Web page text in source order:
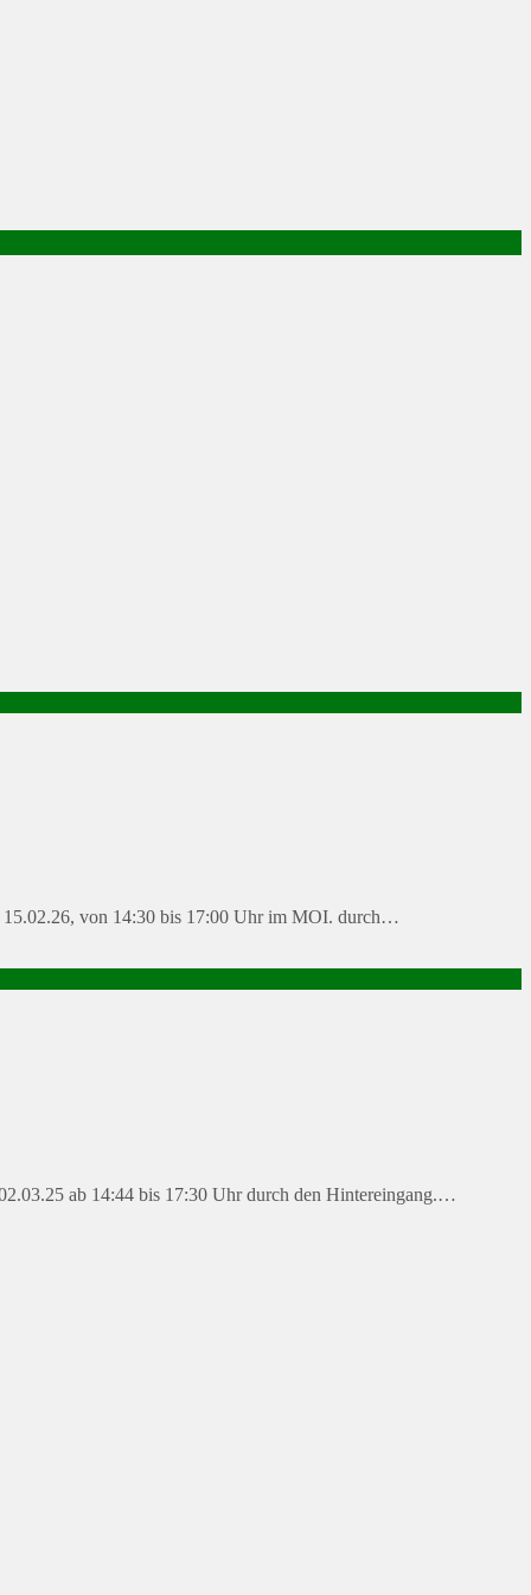
15.02.26, von 14:30 bis 17:00 Uhr im MOI. durch…
ab 14:44 bis 17:30 Uhr durch den Hintereingang.…